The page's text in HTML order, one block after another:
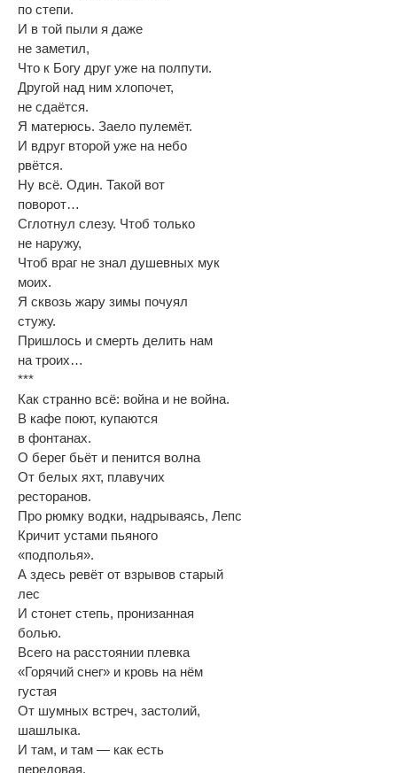
по степи.
И в той пыли я даже
не заметил,
Что к Богу друг уже на полпути.
Другой над ним хлопочет,
не сдаëтся.
Я матерюсь. Заело пулемёт.
И вдруг второй уже на небо
рвëтся.
Ну всë. Один. Такой вот
поворот…
Сглотнул слезу. Чтоб только
не наружу,
Чтоб враг не знал душевных мук
моих.
Я сквозь жару зимы почуял
стужу.
Пришлось и смерть делить нам
на троих…
***
Как странно всë: война и не война.
В кафе поют, купаются
в фонтанах.
О берег бьëт и пенится волна
От белых яхт, плавучих
ресторанов.
Про рюмку водки, надрываясь, Лепс
Кричит устами пьяного
«подполья».
А здесь ревëт от взрывов старый
лес
И стонет степь, пронизанная
болью.
Всего на расстоянии плевка
«Горячий снег» и кровь на нëм
густая
От шумных встреч, застолий,
шашлыка.
И там, и там — как есть
передовая.